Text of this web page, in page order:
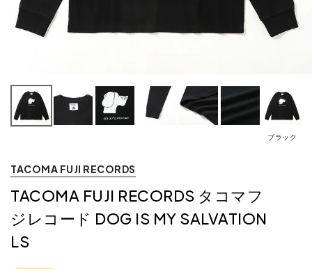
ブラック
TACOMA FUJI RECORDS
TACOMA FUJI RECORDS タコマフ
ジレコード DOG IS MY SALVATION
LS